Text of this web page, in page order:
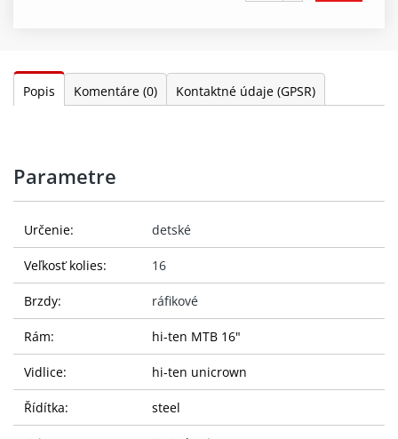
Popis Komentáre (0) Kontaktné údaje (GPSR)
Parametre
Určenie: detské
Veľkosť kolies: 16
Brzdy: ráfikové
Rám: hi-ten MTB 16"
Vidlice: hi-ten unicrown
Řídítka: steel